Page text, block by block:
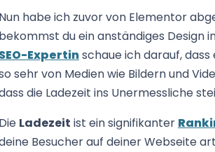
habe ich zuvor von Elementor
du ein anständiges Design
Expertinschaue ich darauf,
sehr von Medien wie Bildern und
die Ladezeit ins Unermessliche
Ladezeit ist ein signifikanter
Besucher auf deiner Webseite